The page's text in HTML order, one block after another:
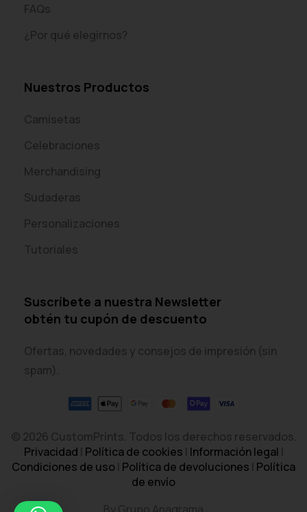
FAQs
¿Por qué elegirnos?
Nuestros Productos
Camisetas
Celebraciones
Merchandising
Sudaderas
Personalizaciones
Tutoriales
Suscríbete a nuestra Newsletter
obtén tu cupón de descuento
Ofertas, novedades y consejos de impresión (sin
spam).
© 2026 CustomPrints. Todos los derechos reservados.
Privacidad | Política de cookies | Información legal |
Condiciones de uso| Política de devoluciones | Política
de envío